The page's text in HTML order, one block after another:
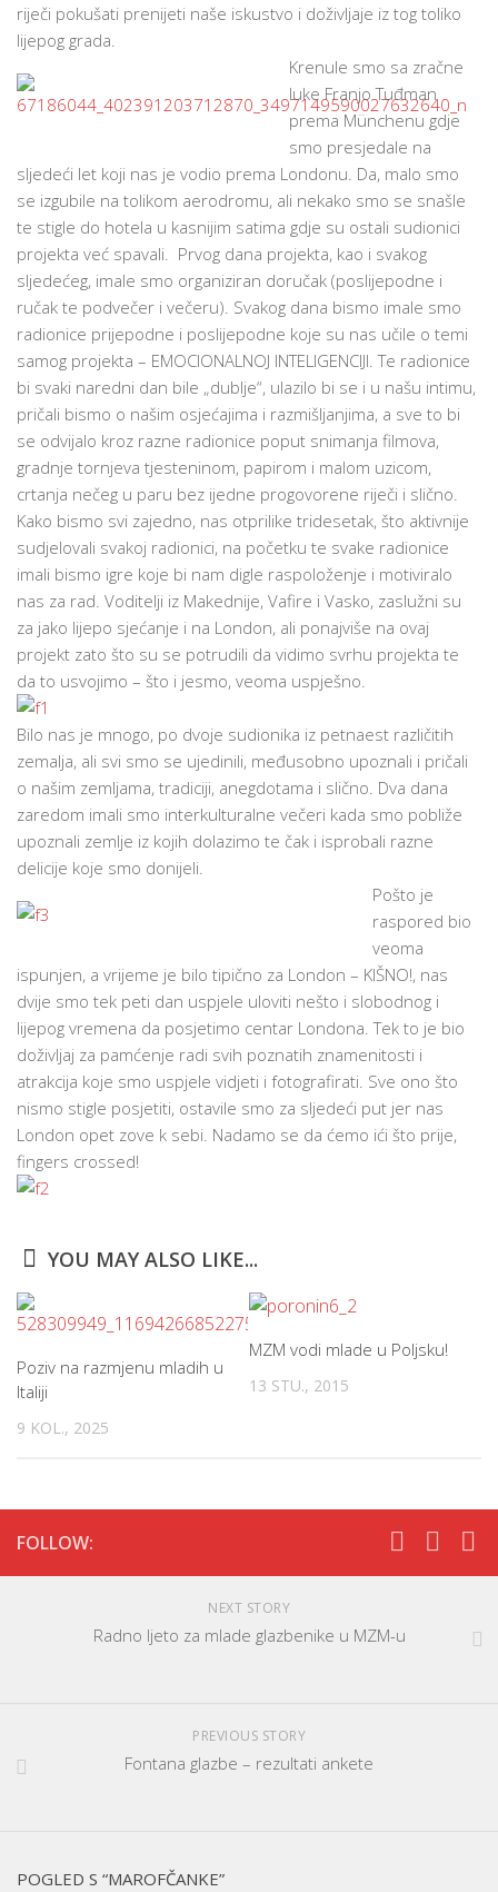
riječi pokušati prenijeti naše iskustvo i doživljaje iz tog toliko
lijepog grada.
Krenule smo sa zračne
luke Franjo Tuđman
prema Münchenu gdje
smo presjedale na
sljedeći let koji nas je vodio prema Londonu. Da, malo smo
se izgubile na tolikom aerodromu, ali nekako smo se snašle
te stigle do hotela u kasnijim satima gdje su ostali sudionici
projekta već spavali. Prvog dana projekta, kao i svakog
sljedećeg, imale smo organiziran doručak (poslijepodne i
ručak te podvečer i večeru). Svakog dana bismo imale smo
radionice prijepodne i poslijepodne koje su nas učile o temi
samog projekta – EMOCIONALNOJ INTELIGENCIJI. Te radionice
bi svaki naredni dan bile „dublje“, ulazilo bi se i u našu intimu,
pričali bismo o našim osjećajima i razmišljanjima, a sve to bi
se odvijalo kroz razne radionice poput snimanja filmova,
gradnje tornjeva tjesteninom, papirom i malom uzicom,
crtanja nečeg u paru bez ijedne progovorene riječi i slično.
Kako bismo svi zajedno, nas otprilike tridesetak, što aktivnije
sudjelovali svakoj radionici, na početku te svake radionice
imali bismo igre koje bi nam digle raspoloženje i motiviralo
nas za rad. Voditelji iz Makednije, Vafire i Vasko, zaslužni su
za jako lijepo sjećanje i na London, ali ponajviše na ovaj
projekt zato što su se potrudili da vidimo svrhu projekta te
da to usvojimo – što i jesmo, veoma uspješno.
Bilo nas je mnogo, po dvoje sudionika iz petnaest različitih
zemalja, ali svi smo se ujedinili, međusobno upoznali i pričali
o našim zemljama, tradiciji, anegdotama i slično. Dva dana
zaredom imali smo interkulturalne večeri kada smo pobliže
upoznali zemlje iz kojih dolazimo te čak i isprobali razne
delicije koje smo donijeli.
Pošto je
raspored bio
veoma
ispunjen, a vrijeme je bilo tipično za London – KIŠNO!, nas
dvije smo tek peti dan uspjele uloviti nešto i slobodnog i
lijepog vremena da posjetimo centar Londona. Tek to je bio
doživljaj za pamćenje radi svih poznatih znamenitosti i
atrakcija koje smo uspjele vidjeti i fotografirati. Sve ono što
nismo stigle posjetiti, ostavile smo za sljedeći put jer nas
London opet zove k sebi. Nadamo se da ćemo ići što prije,
fingers crossed!
YOU MAY ALSO LIKE...
Poziv na razmjenu mladih u
Italiji
9 KOL., 2025
MZM vodi mlade u Poljsku!
13 STU., 2015
FOLLOW:
NEXT STORY
Radno ljeto za mlade glazbenike u MZM-u
PREVIOUS STORY
Fontana glazbe – rezultati ankete
POGLED S “MAROFČANKE”